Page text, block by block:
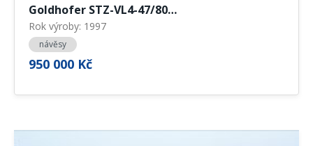
Goldhofer STZ-VL4-47/80…
Rok výroby: 1997
návěsy
950 000 Kč